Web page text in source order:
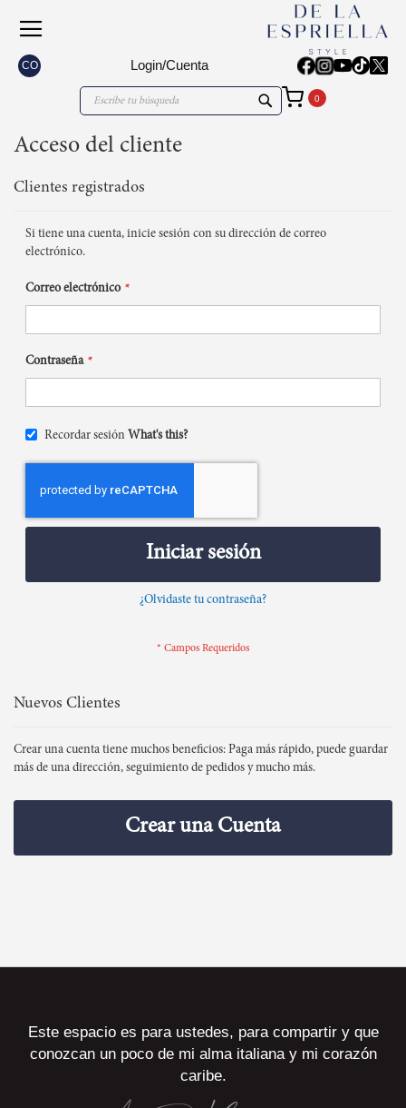
CO Login/Cuenta
Search
Acceso del cliente
Clientes registrados
Si tiene una cuenta, inicie sesión con su dirección de correo
electrónico.
Correo electrónico
Contraseña
Recordar sesión What's this?
Iniciar sesión
¿Olvidaste tu contraseña?
Nuevos Clientes
Crear una cuenta tiene muchos beneficios: Paga más rápido, puede guardar
más de una dirección, seguimiento de pedidos y mucho más.
Crear una Cuenta
Este espacio es para ustedes, para compartir y que
conozcan un poco de mi alma italiana y mi corazón
caribe.